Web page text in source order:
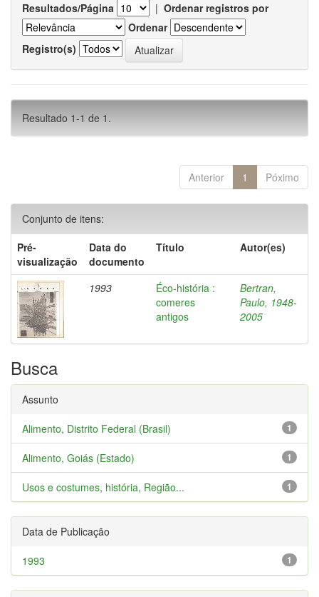
Resultados/Página | Ordenar registros por
Ordenar
Registro(s)
Resultado 1-1 de 1.
Anterior 1 Póximo
Conjunto de itens:
Pré-
visualização
Data do
documento
Título Autor(es)
1993
Éco-história :
comeres
antigos
Bertran,
Paulo, 1948-
2005
Busca
Assunto
1
Alimento, Distrito Federal (Brasil)
1
Alimento, Goiás (Estado)
1
Usos e costumes, história, Região...
Data de Publicação
1
1993